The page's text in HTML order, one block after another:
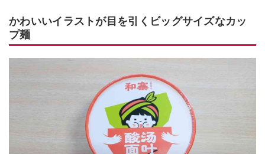
かわいいイラストが目を引くビッグサイズなカッ
プ麺